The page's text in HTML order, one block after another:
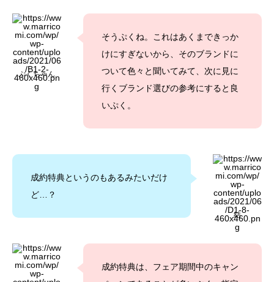
ぷくちゃん
そうぷくね。これはあくまできっか
けにすぎないから、そのブランドに
ついて色々と聞いてみて、次に見に
行くブランド選びの参考にすると良
いぷく。
結
成約特典というのもあるみたいだけ
ど…？
成約特典は、フェア期間中のキャン